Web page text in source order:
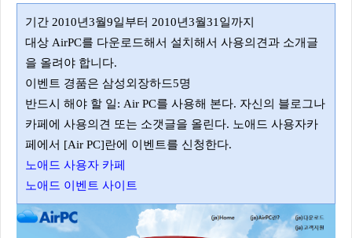
기간 2010년3월9일부터 2010년3월31일까지
대상 AirPC를 다운로드해서 설치해서 사용의견과 소개글
을 올려야 합니다.
이벤트 경품은 삼성외장하드5명
반드시 해야 할 일: Air PC를 사용해 본다. 자신의 블로그나
카페에 사용의견 또는 소갯글을 올린다. 노애드 사용자카
페에서 [Air PC]란에 이벤트를 신청한다.
노애드 사용자 카페
노애드 이벤트 사이트